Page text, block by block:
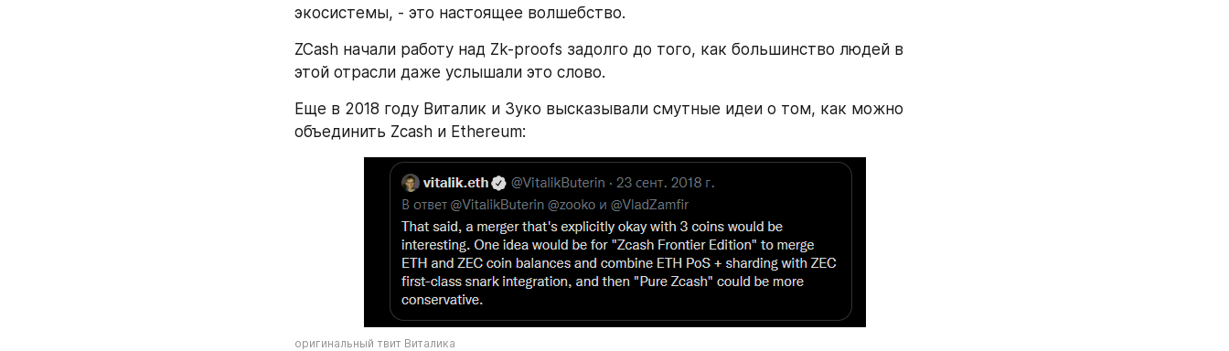
экосистемы, - это настоящее волшебство.
ZCash начали работу над Zk-proofs задолго до того, как большинство людей в
этой отрасли даже услышали это слово.
Еще в 2018 году Виталик и Зуко высказывали смутные идеи о том, как можно
объединить Zcash и Ethereum:
оригинальный твит Виталика